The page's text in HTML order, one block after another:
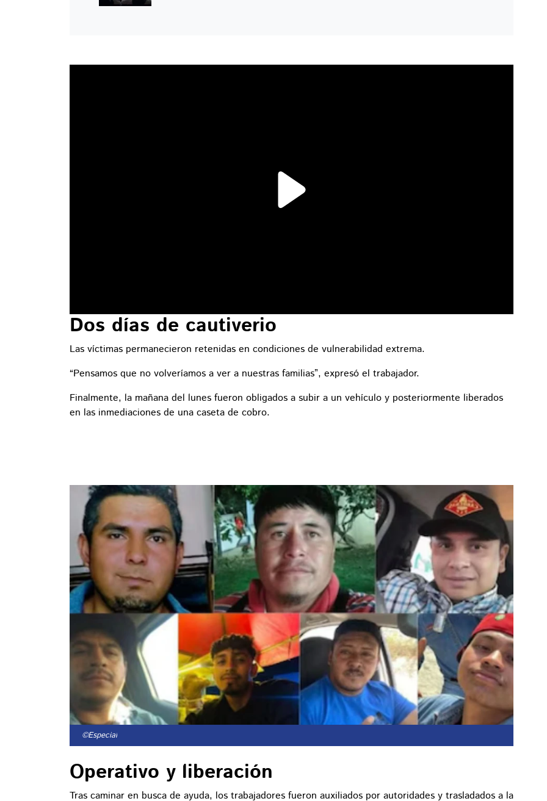
Dos días de cautiverio
Las víctimas permanecieron retenidas en condiciones de vulnerabilidad extrema.
“Pensamos que no volveríamos a ver a nuestras familias”, expresó el trabajador.
Finalmente, la mañana del lunes fueron obligados a subir a un vehículo y posteriormente liberados
en las inmediaciones de una caseta de cobro.
©Especial
Operativo y liberación
Tras caminar en busca de ayuda, los trabajadores fueron auxiliados por autoridades y trasladados a la